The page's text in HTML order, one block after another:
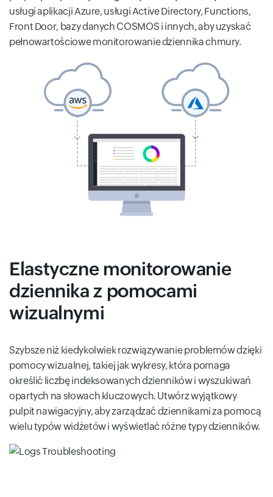
usługi aplikacji Azure, usługi Active Directory, Functions,
Front Door, bazy danych COSMOS i innych, aby uzyskać
pełnowartościowe monitorowanie dziennika chmury.
Elastyczne monitorowanie
dziennika z pomocami
wizualnymi
Szybsze niż kiedykolwiek rozwiązywanie problemów dzięki
pomocy wizualnej, takiej jak wykresy, która pomaga
określić liczbę indeksowanych dzienników i wyszukiwań
opartych na słowach kluczowych. Utwórz wyjątkowy
pulpit nawigacyjny, aby zarządzać dziennikami za pomocą
wielu typów widżetów i wyświetlać różne typy dzienników.